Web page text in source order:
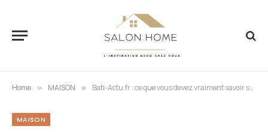
Home » MAISON » Bati-Actu.fr : ce que vous devez vraiment savoir sur ce site du bâtiment
MAISON